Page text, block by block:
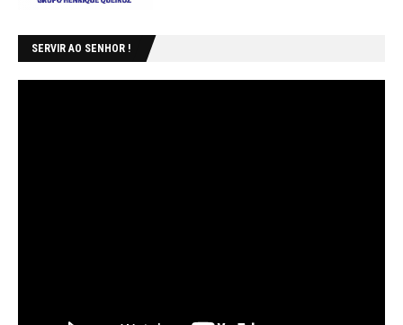
SERVIR AO SENHOR !